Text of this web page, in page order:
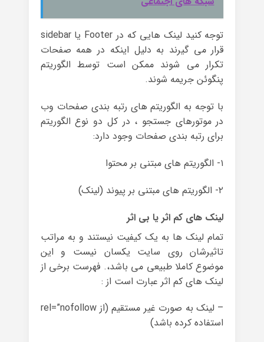
توجه کنید لینک هایی که در Footer یا sidebar
قرار می گیرند به دلیل اینکه در همه صفحات
تکرار می شوند ممکن است توسط الگوریتم
پنگوئن جریمه شوند.
با توجه به الگوریتم های رتبه بندی صفحات وب
در موتورهای جستجو ، در کل دو نوع الگوریتم
برای رتبه بندی صفحات وجود دارد:
۱- الگوریتم های مبتنی بر محتوا
۲- الگوریتم های مبتنی بر پیوند (لینک)
لینک های کم اثر یا بی اثر
تمام لینک ها به یک کیفیت نیستند و به مراتب
تاثیرشان روی سایت یکسان نیست و این
موضوع کاملا طبیعی می باشد،. فهرست برخی از
لینک های کم اثر عبارت است از :
– لینک به صورت غیر مستقیم (از rel=”nofollow
استفاده کرده باشد)